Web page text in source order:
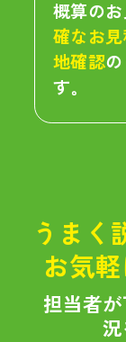
概算のお
確なお
地確認
す。
うまく
お気
担当者
況